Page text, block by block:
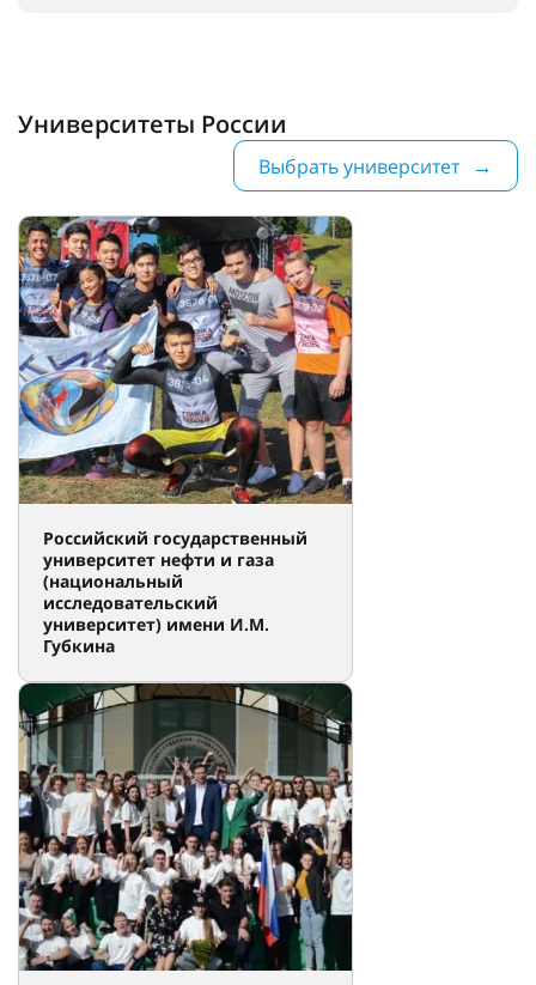
Университеты России
Выбрать университет
Российский государственный
университет нефти и газа
(национальный
исследовательский
университет) имени И.М.
Губкина